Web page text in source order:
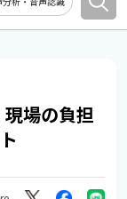
場の負担